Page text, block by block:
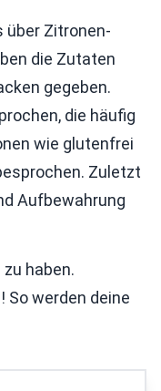
über Zitronen-
die Zutaten
gegeben.
die häufig
wie glutenfrei
Zuletzt
Aufbewahrung
haben.
So werden deine